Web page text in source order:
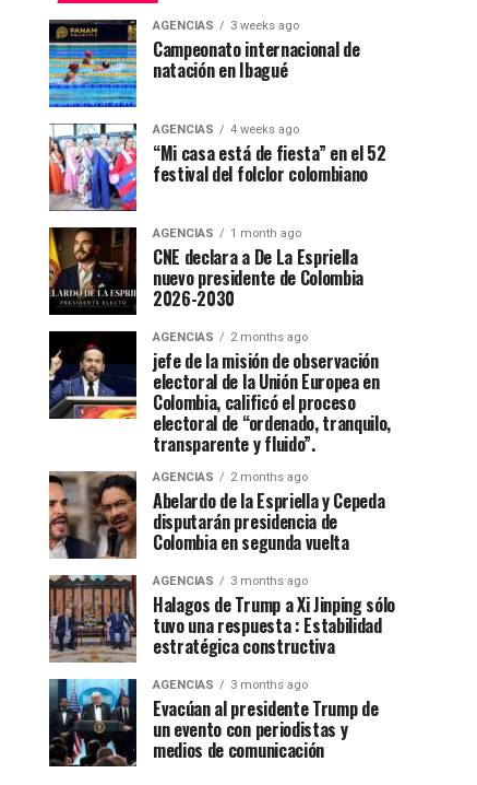
AGENCIAS 3 weeks ago
Campeonato internacional de
natación en Ibagué
AGENCIAS 4 weeks ago
“Mi casa está de fiesta” en el 52
festival del folclor colombiano
AGENCIAS 1 month ago
CNE declara a De La Espriella
nuevo presidente de Colombia
2026-2030
AGENCIAS 2 months ago
jefe de la misión de observación
electoral de la Unión Europea en
Colombia, calificó el proceso
electoral de “ordenado, tranquilo,
transparente y fluido”.
AGENCIAS 2 months ago
Abelardo de la Espriella y Cepeda
disputarán presidencia de
Colombia en segunda vuelta
AGENCIAS 3 months ago
Halagos de Trump a Xi Jinping sólo
tuvo una respuesta : Estabilidad
estratégica constructiva
AGENCIAS 3 months ago
Evacúan al presidente Trump de
un evento con periodistas y
medios de comunicación